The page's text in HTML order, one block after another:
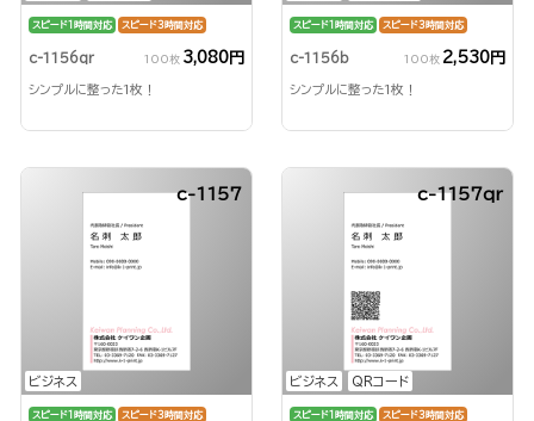
スピード1時間対応 スピード3時間対応
c-1156qr 100枚 3,080円
シンプルに整った1枚！
スピード1時間対応 スピード3時間対応
c-1156b 100枚 2,530円
シンプルに整った1枚！
ビジネス
c-1157
スピード1時間対応 スピード3時間対応
ビジネス QRコード
c-1157qr
スピード1時間対応 スピード3時間対応